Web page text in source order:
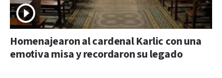
Homenajearon al cardenal Karlic con una
emotiva misa y recordaron su legado